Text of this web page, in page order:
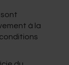
sont
à la